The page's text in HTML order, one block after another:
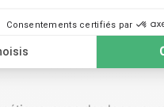
des données,